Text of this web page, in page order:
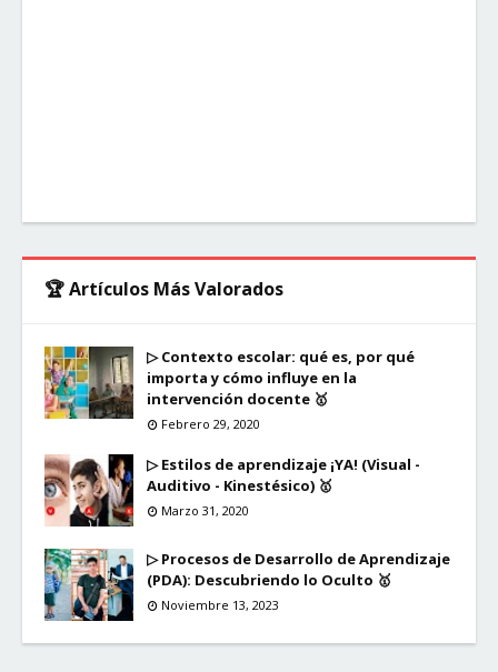
🏆 Artículos Más Valorados
▷ Contexto escolar: qué es, por qué
importa y cómo influye en la
intervención docente 🥇
Febrero 29, 2020
▷ Estilos de aprendizaje ¡YA! (Visual -
Auditivo - Kinestésico) 🥇
Marzo 31, 2020
▷ Procesos de Desarrollo de Aprendizaje
(PDA): Descubriendo lo Oculto 🥇
Noviembre 13, 2023